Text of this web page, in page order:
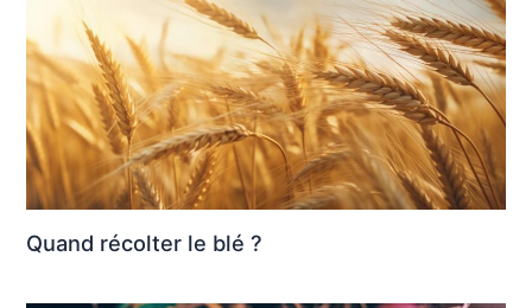
Quand récolter le blé ?